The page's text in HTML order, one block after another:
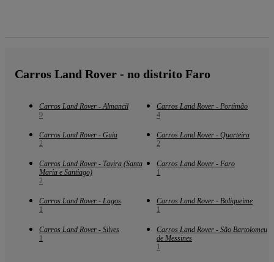
Carros Land Rover - no distrito Faro
Carros Land Rover - Almancil
9
Carros Land Rover - Portimão
4
Carros Land Rover - Guia
2
Carros Land Rover - Quarteira
2
Carros Land Rover - Tavira (Santa
Maria e Santiago)
2
Carros Land Rover - Faro
1
Carros Land Rover - Lagos
1
Carros Land Rover - Boliqueime
1
Carros Land Rover - Silves
1
Carros Land Rover - São Bartolomeu
de Messines
1